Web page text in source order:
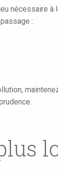
nécessaire
: